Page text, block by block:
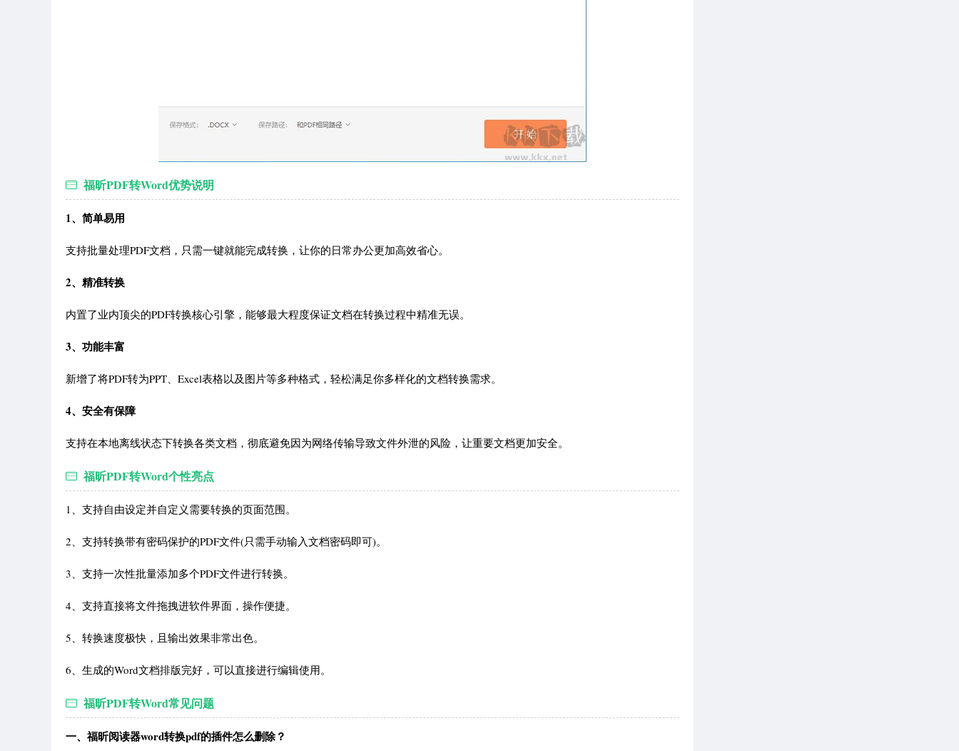
福昕PDF转Word优势说明
1、简单易用
支持批量处理PDF文档，只需一键就能完成转换，让你的日常办公更加高效省心。
2、精准转换
内置了业内顶尖的PDF转换核心引擎，能够最大程度保证文档在转换过程中精准无误。
3、功能丰富
新增了将PDF转为PPT、Excel表格以及图片等多种格式，轻松满足你多样化的文档转换需求。
4、安全有保障
支持在本地离线状态下转换各类文档，彻底避免因为网络传输导致文件外泄的风险，让重要文档更加安全。
福昕PDF转Word个性亮点
1、支持自由设定并自定义需要转换的页面范围。
2、支持转换带有密码保护的PDF文件(只需手动输入文档密码即可)。
3、支持一次性批量添加多个PDF文件进行转换。
4、支持直接将文件拖拽进软件界面，操作便捷。
5、转换速度极快，且输出效果非常出色。
6、生成的Word文档排版完好，可以直接进行编辑使用。
福昕PDF转Word常见问题
一、福昕阅读器word转换pdf的插件怎么删除？